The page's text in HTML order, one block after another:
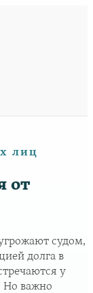
лиц
от
судом,
долга в
у
Но важно